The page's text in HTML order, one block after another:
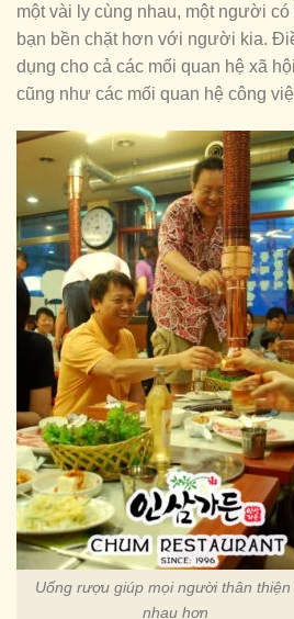
một vài ly cùng nhau, một người
bạn bền chặt hơn với người kia.
dụng cho cả các mối quan hệ xã
cũng như các mối quan hệ công
Uống rượu giúp mọi người thân thiện
nhau hơn